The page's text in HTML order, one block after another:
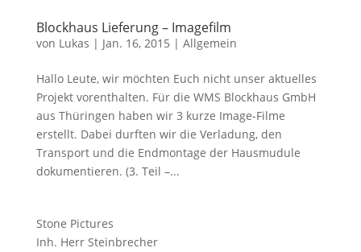
Blockhaus Lieferung – Imagefilm
von Lukas | Jan. 16, 2015 | Allgemein
Hallo Leute, wir möchten Euch nicht unser aktuelles
Projekt vorenthalten. Für die WMS Blockhaus GmbH
aus Thüringen haben wir 3 kurze Image-Filme
erstellt. Dabei durften wir die Verladung, den
Transport und die Endmontage der Hausmudule
dokumentieren. (3. Teil –...
Stone Pictures
Inh. Herr Steinbrecher